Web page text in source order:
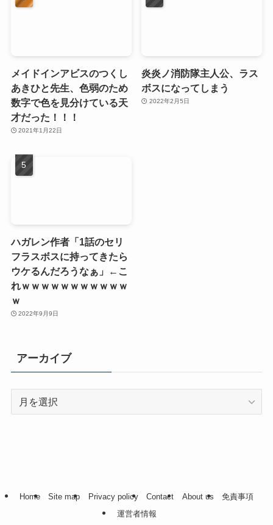
メイドインアビスのつくし
あきひと先生、色弱のため
数字で色を見分けている天
才だった！！！
2021年1月22日
炎炎ノ消防隊主人公、ラス
ボスになってしまう
2022年2月5日
ハガレン作者「1話のセリ
フラスボスに持ってきたら
ウケるんだろうなぁ」←こ
れｗｗｗｗｗｗｗｗｗｗｗ
ｗ
2022年9月9日
アーカイブ
Home Site map Privacy policy Contact About us
免責事項
運営者情報